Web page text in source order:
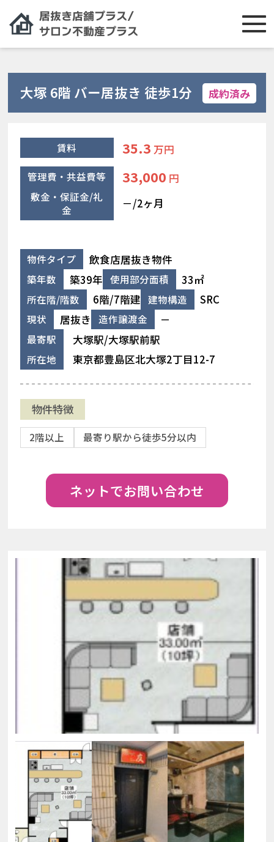
大塚 6階 バー居抜き 徒歩1分 成約済み
賃料 35.3 万円
管理費・共益費等 33,000 円
敷金・保証金/礼
金
－/2ヶ月
物件タイプ 飲食店居抜き物件
築年数 築39年 使用部分面積 33㎡
所在階/階数 6階/7階建 建物構造 SRC
現状 居抜き 造作譲渡金 －
最寄駅 大塚駅/大塚駅前駅
所在地 東京都豊島区北大塚2丁目12-7
物件特徴
2階以上 最寄り駅から徒歩5分以内
ネットでお問い合わせ